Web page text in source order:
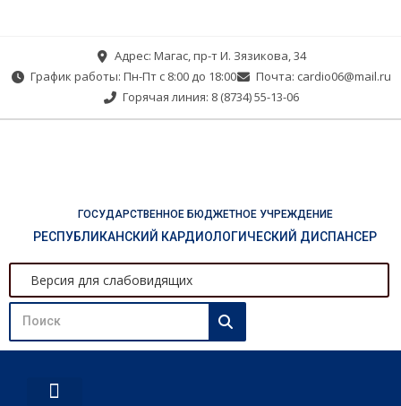
Адрес: Магас, пр-т И. Зязикова, 34
График работы: Пн-Пт с 8:00 до 18:00
Почта: cardio06@mail.ru
Горячая линия: 8 (8734) 55-13-06
ГОСУДАРСТВЕННОЕ БЮДЖЕТНОЕ УЧРЕЖДЕНИЕ
РЕСПУБЛИКАНСКИЙ КАРДИОЛОГИЧЕСКИЙ ДИСПАНСЕР
Версия для слабовидящих